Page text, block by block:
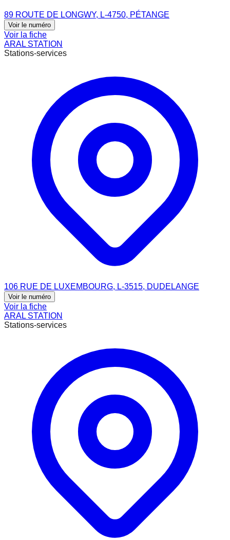
89 ROUTE DE LONGWY, L-4750, PÉTANGE
Voir le numéro
Voir la fiche
ARAL STATION
Stations-services
106 RUE DE LUXEMBOURG, L-3515, DUDELANGE
Voir le numéro
Voir la fiche
ARAL STATION
Stations-services